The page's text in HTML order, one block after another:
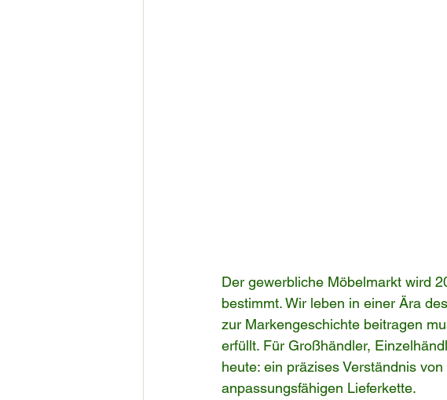
Der gewerbliche Möbelmarkt wird
bestimmt. Wir leben in einer Ära des
zur Markengeschichte beitragen
erfüllt. Für Großhändler,
heute: ein präzises Verständnis
anpassungsfähigen Lieferkette.